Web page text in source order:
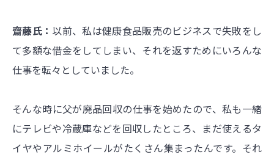
齋藤氏： 以前、私は健康食品販売のビジネスで失敗をし
て多額な借金をしてしまい、それを返すためにいろんな
仕事を転々としていました。
そんな時に父が廃品回収の仕事を始めたので、私も一緒
にテレビや冷蔵庫などを回収したところ、まだ使えるタ
イヤやアルミホイールがたくさん集まったんです。それ